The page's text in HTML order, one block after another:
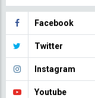
Facebook
Twitter
Instagram
Youtube